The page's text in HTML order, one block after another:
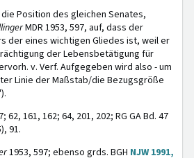
Position des gleichen Senates,
MDR 1953, 597, auf, dass der
der eines wichtigen Gliedes ist, weil er
der Lebensbetätigung für
v. Verf. Aufgegeben wird also - um
Linie der Maßstab/die Bezugsgröße
62, 161, 162; 64, 201, 202; RG GA Bd. 47
91.
1953, 597; ebenso grds. BGH NJW 1991,